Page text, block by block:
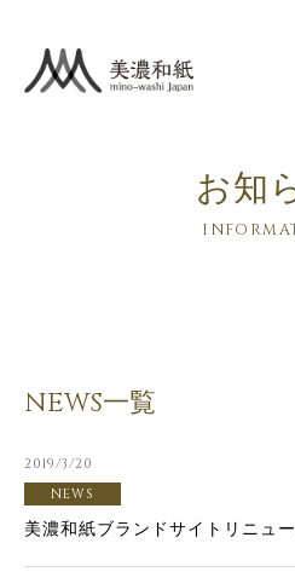
お知
NEWS一覧
2019/3/20
NEWS
美濃和紙ブランドサイトリニュ